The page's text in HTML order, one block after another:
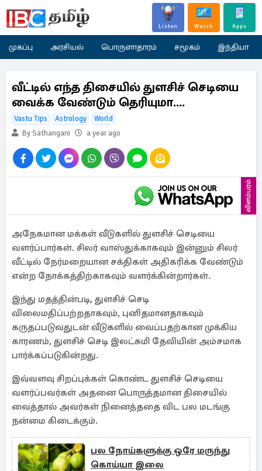
Listen Watch Apps
முகப்பு அரசியல் பொருளாதாரம் சமூகம் இந்தியா
வீட்டில் எந்த திசையில் துளசிச் செடியை
வைக்க வேண்டும் தெரியுமா....
Vastu Tips Astrology
World
By Sathangani
a year ago
விளம்பரம்
அநேகமான மக்கள் வீடுகளில் துளசிச் செடியை
வளர்ப்பார்கள். சிலர் வாஸ்துக்காகவும் இன்னும் சிலர்
வீட்டில் நேர்மறையான சக்திகள் அதிகரிக்க வேண்டும்
என்ற நோக்கத்திற்காகவும் வளர்க்கின்றார்கள்.
இந்து மதத்தின்படி, துளசிச் செடி
விலைமதிப்பற்றதாகவும், புனிதமானதாகவும்
கருதப்படுவதுடன் வீடுகளில் வைப்பதற்கான முக்கிய
காரணம், துளசிச் செடி இலட்சுமி தேவியின் அம்சமாக
பார்க்கப்படுகின்றது.
இவ்வளவு சிறப்புக்கள் கொண்ட துளசிச் செடியை
வளர்ப்பவர்கள் அதனை பொருத்தமான திசையில்
வைத்தால் அவர்கள் நினைத்ததை விட பல மடங்கு
நன்மை கிடைக்கும்.
பல நோய்களுக்கு ஒரே மருந்து
கொய்யா இலை